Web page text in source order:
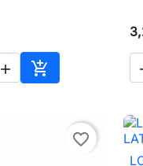
 
Ajouter au panier
favorite_border